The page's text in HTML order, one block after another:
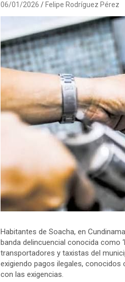
06/01/2026 Felipe Rodríguez Pérez
Habitantes de Soacha, en
banda delincuencial conocida como
transportadores y taxistas del
exigiendo pagos ilegales, conocidos
con las exigencias.